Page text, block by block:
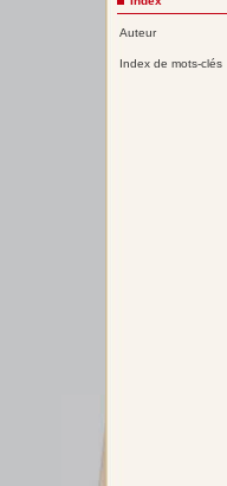
Auteur
Index de mots-clés